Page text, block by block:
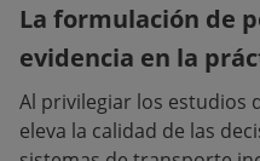
La formulación de
evidencia en la
Al privilegiar los estudios
eleva la calidad de las